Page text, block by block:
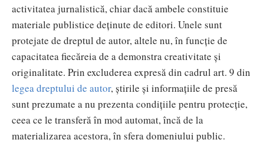
activitatea jurnalistică, chiar dacă ambele constituie
materiale publistice deținute de editori. Unele sunt
protejate de dreptul de autor, altele nu, în funcție de
capacitatea fiecăreia de a demonstra creativitate și
originalitate. Prin excluderea expresă din cadrul art. 9 din
legea dreptului de autor, știrile și informațiile de presă
sunt prezumate a nu prezenta condițiile pentru protecție,
ceea ce le transferă în mod automat, încă de la
materializarea acestora, în sfera domeniului public.